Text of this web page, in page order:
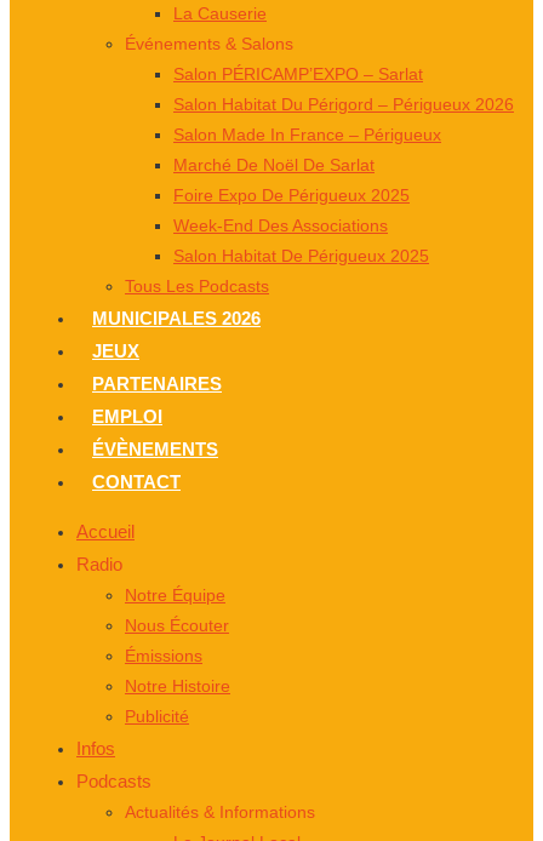
La Causerie
Événements & Salons
Salon PÉRICAMP’EXPO – Sarlat
Salon Habitat Du Périgord – Périgueux 2026
Salon Made In France – Périgueux
Marché De Noël De Sarlat
Foire Expo De Périgueux 2025
Week-End Des Associations
Salon Habitat De Périgueux 2025
Tous Les Podcasts
MUNICIPALES 2026
JEUX
PARTENAIRES
EMPLOI
ÉVÈNEMENTS
CONTACT
Accueil
Radio
Notre Équipe
Nous Écouter
Émissions
Notre Histoire
Publicité
Infos
Podcasts
Actualités & Informations